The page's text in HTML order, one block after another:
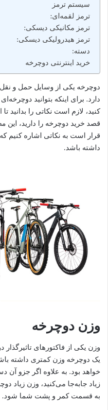
سیستم ترمز
ترمز لقمه‌ای:
ترمز مکانیکی دیسکی:
ترمز هیدرولیکی دیسکی:
دسته:
خرید اینترنتی دوچرخه
دوچرخه یکی از وسایل حمل و
دارد. برای اینکه بتوانید
کنید، لازم است نکاتی را بدانید
قصد خرید دوچرخه را دارید، این
قرار است به نکاتی اشاره کنیم
داشته باشد.
وزن دوچرخه
وزن یکی از فاکتورهای
یک دوچرخه وزن کمتری داشته
خواهد بود. به علاوه اگر جزو آن
زیاد جابه‌جا می‌کنید، وزن زیاد
به قسمت کمر و پشت شما شود.